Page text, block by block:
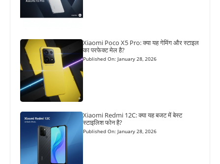
Xiaomi Poco X5 Pro: क्या यह गेमिंग और स्टाइल
का परफेक्ट मेल है?
Published On: January 28, 2026
Xiaomi Redmi 12C: क्या यह बजट में बेस्ट
स्टाइलिश फोन है?
Published On: January 28, 2026